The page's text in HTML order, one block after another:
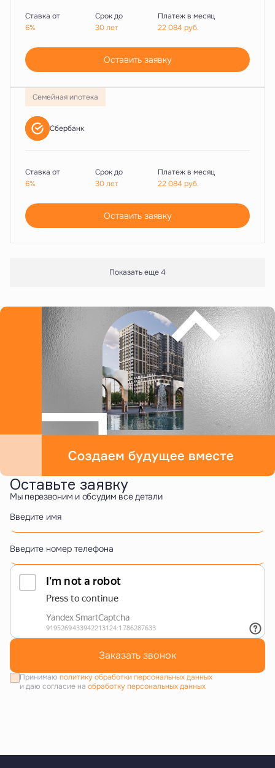
Ставка от
6%
Срок до
30 лет
Платеж в месяц
22 084 руб.
Оставить заявку
Семейная ипотека
Сбербанк
Ставка от
6%
Срок до
30 лет
Платеж в месяц
22 084 руб.
Оставить заявку
Показать еще 4
Оставьте заявку
Мы перезвоним и обсудим все детали
Введите имя
Введите номер телефона
Заказать звонок
Принимаю политику обработки персональных данных
и даю согласие на обработку персональных данных